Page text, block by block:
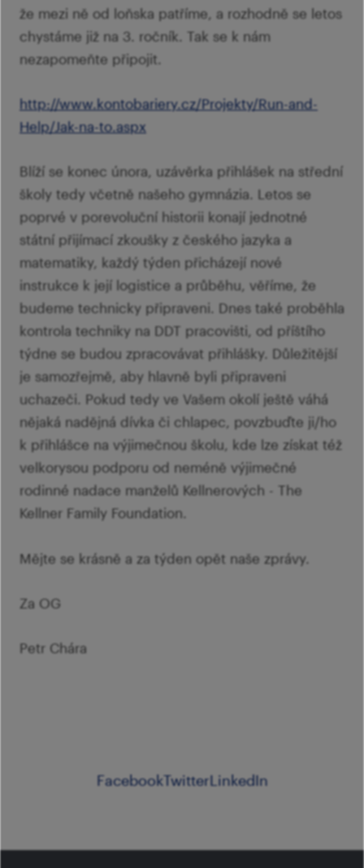
že mezi ně od loňska patříme, a rozhodně se letos
chystáme již na 3. ročník. Tak se k nám
nezapomeňte připojit.
http://www.kontobariery.cz/Projekty/Run-and-
Help/Jak-na-to.aspx
Blíží se konec února, uzávěrka přihlášek na střední
školy tedy včetně našeho gymnázia. Letos se
poprvé v porevoluční historii konají jednotné
státní přijímací zkoušky z českého jazyka a
matematiky, každý týden přicházejí nové
instrukce k její logistice a průběhu, věříme, že
budeme technicky připraveni. Dnes také proběhla
kontrola techniky na DDT pracovišti, od příštího
týdne se budou zpracovávat přihlášky. Důležitější
je samozřejmě, aby hlavně byli připraveni
uchazeči. Pokud tedy ve Vašem okolí ještě váhá
nějaká nadějná dívka či chlapec, povzbuďte ji/ho
k přihlášce na výjimečnou školu, kde lze získat též
velkorysou podporu od neméně výjimečné
rodinné nadace manželů Kellnerových - The
Kellner Family Foundation.
Mějte se krásně a za týden opět naše zprávy.
Za OG
Petr Chára
FacebookTwitterLinkedIn